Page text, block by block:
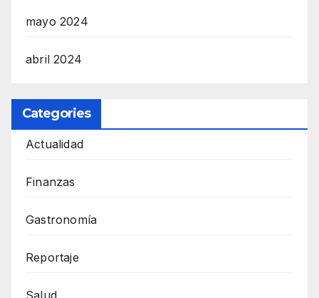
mayo 2024
abril 2024
Categories
Actualidad
Finanzas
Gastronomía
Reportaje